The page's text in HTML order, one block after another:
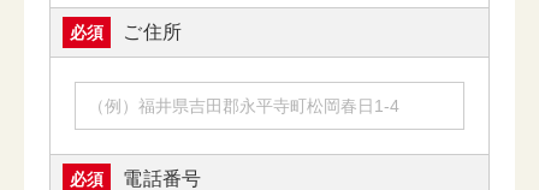
必須 ご住所
必須 電話番号